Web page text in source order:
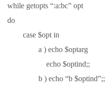
while getopts “:a:bc” opt
do
case $opt in
a ) echo $optarg
echo $optind;;
b ) echo “b $optind”;;